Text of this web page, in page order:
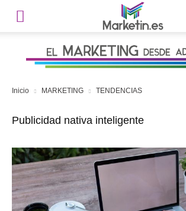
Inicio MARKETING TENDENCIAS
Publicidad nativa inteligente